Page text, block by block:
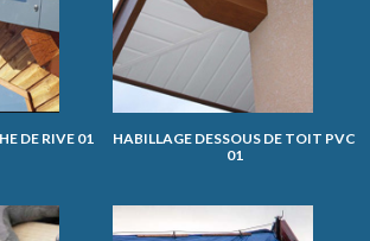
DE RIVE 01
HABILLAGE DESSOUS DE TOIT PVC
01